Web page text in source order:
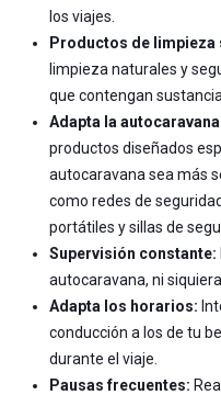
los viajes.
Productos de limpieza
limpieza naturales y
que contengan
Adapta la
productos diseñados
autocaravana sea más
como redes de
portátiles y sillas de
Supervisión constante:
autocaravana, ni
Adapta los horarios:
conducción a los de tu
durante el viaje.
Pausas frecuentes: